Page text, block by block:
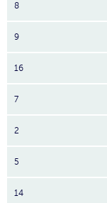
8
9
16
7
2
5
14